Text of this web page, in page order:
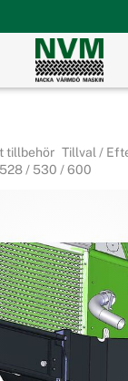
tillbehör Tillval /
/ 530 / 600